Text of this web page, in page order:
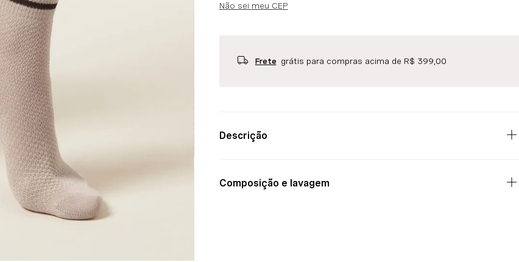
Não sei meu CEP
Frete grátis para compras acima de R$ 399,00
Descrição
Composição e lavagem